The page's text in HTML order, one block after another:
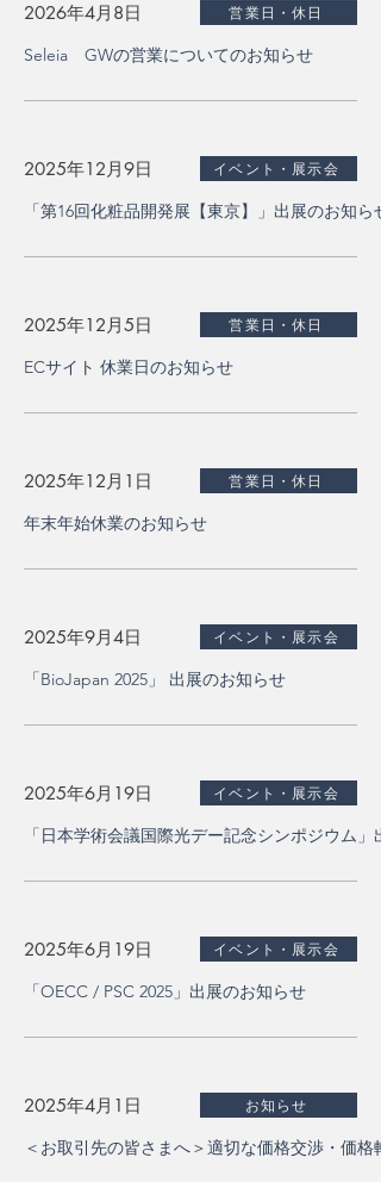
2026年4月8日 営業日・休日
Seleia GWの営業についてのお知らせ
2025年12月9日 イベント・展示会
「第16回化粧品開発展【東京】」出展のお知らせ
2025年12月5日 営業日・休日
ECサイト 休業日のお知らせ
2025年12月1日 営業日・休日
年末年始休業のお知らせ
2025年9月4日 イベント・展示会
「BioJapan 2025」 出展のお知らせ
2025年6月19日 イベント・展示会
「日本学術会議国際光デー記念シンポジウム」
2025年6月19日 イベント・展示会
「OECC / PSC 2025」出展のお知らせ
2025年4月1日 お知らせ
＜お取引先の皆さまへ＞適切な価格交渉・価格